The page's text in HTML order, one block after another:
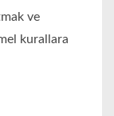
ve
kurallara